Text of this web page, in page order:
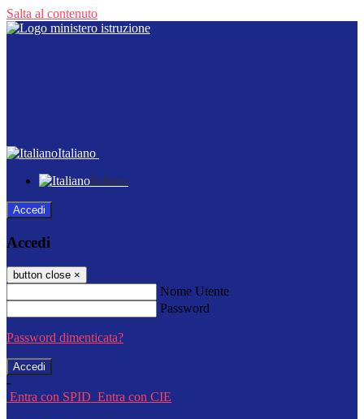
Salta al contenuto
Italiano
Italiano
Accedi
Accedi
button close ×
Nome Utente
Password
Password dimenticata?
-
Entra con SPID Entra con CIE